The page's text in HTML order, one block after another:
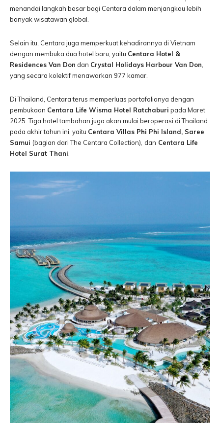
menandai langkah besar bagi Centara dalam menjangkau lebih
banyak wisatawan global.
Selain itu, Centara juga memperkuat kehadirannya di Vietnam
dengan membuka dua hotel baru, yaitu Centara Hotel &
Residences Van Don dan Crystal Holidays Harbour Van Don
yang secara kolektif menawarkan 977 kamar.
Di Thailand, Centara terus memperluas portofolionya dengan
pembukaan Centara Life Wisma Hotel Ratchaburi pada Maret
2025. Tiga hotel tambahan juga akan mulai beroperasi di Thailand
pada akhir tahun ini, yaitu Centara Villas Phi Phi Island, Saree
Samui (bagian dari The Centara Collection), dan Centara Life
Hotel Surat Thani